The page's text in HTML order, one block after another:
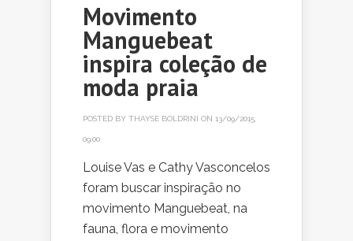
Movimento
Manguebeat
inspira coleção de
moda praia
POSTED BY THAYSE BOLDRINI ON 13/09/2015,
09:00
Louise Vas e Cathy Vasconcelos
foram buscar inspiração no
movimento Manguebeat, na
fauna, flora e movimento